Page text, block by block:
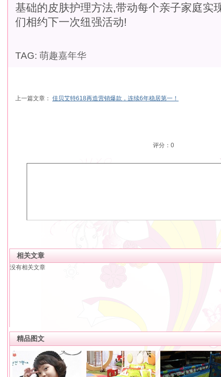
基础的皮肤护理方法,带动每个亲子家庭实
们相约下一次纽强活动!
TAG: 萌趣嘉年华
上一篇文章： 佳贝艾特618再造营销爆款，连续6年稳居第一！
评分： 0
相关文章
没有相关文章
精品图文